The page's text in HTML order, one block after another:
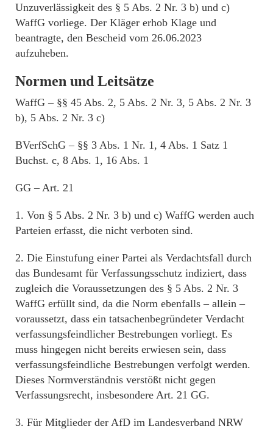
Unzuverlässigkeit des § 5 Abs. 2 Nr. 3 b) und c)
WaffG vorliege. Der Kläger erhob Klage und
beantragte, den Bescheid vom 26.06.2023
aufzuheben.
Normen und Leitsätze
WaffG – §§ 45 Abs. 2, 5 Abs. 2 Nr. 3, 5 Abs. 2 Nr. 3
b), 5 Abs. 2 Nr. 3 c)
BVerfSchG – §§ 3 Abs. 1 Nr. 1, 4 Abs. 1 Satz 1
Buchst. c, 8 Abs. 1, 16 Abs. 1
GG – Art. 21
1. Von § 5 Abs. 2 Nr. 3 b) und c) WaffG werden auch
Parteien erfasst, die nicht verboten sind.
2. Die Einstufung einer Partei als Verdachtsfall durch
das Bundesamt für Verfassungsschutz indiziert, dass
zugleich die Voraussetzungen des § 5 Abs. 2 Nr. 3
WaffG erfüllt sind, da die Norm ebenfalls – allein –
voraussetzt, dass ein tatsachenbegründeter Verdacht
verfassungsfeindlicher Bestrebungen vorliegt. Es
muss hingegen nicht bereits erwiesen sein, dass
verfassungsfeindliche Bestrebungen verfolgt werden.
Dieses Normverständnis verstößt nicht gegen
Verfassungsrecht, insbesondere Art. 21 GG.
3. Für Mitglieder der AfD im Landesverband NRW